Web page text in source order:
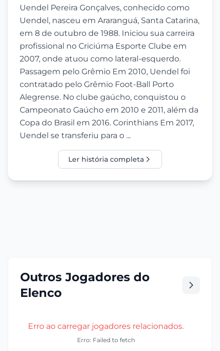
Uendel Pereira Gonçalves, conhecido como
Uendel, nasceu em Araranguá, Santa Catarina,
em 8 de outubro de 1988. Iniciou sua carreira
profissional no Criciúma Esporte Clube em
2007, onde atuou como lateral-esquerdo.
Passagem pelo Grêmio Em 2010, Uendel foi
contratado pelo Grêmio Foot-Ball Porto
Alegrense. No clube gaúcho, conquistou o
Campeonato Gaúcho em 2010 e 2011, além da
Copa do Brasil em 2016. Corinthians Em 2017,
Uendel se transferiu para o ...
Ler história completa
Outros Jogadores do
Elenco
Erro ao carregar jogadores relacionados.
Erro: Failed to fetch